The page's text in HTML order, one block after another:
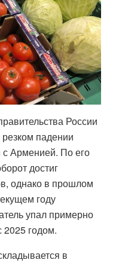
России
падении
Арменией. По его
достиг
однако в прошлом
году
упал примерно
2025 годом.
в